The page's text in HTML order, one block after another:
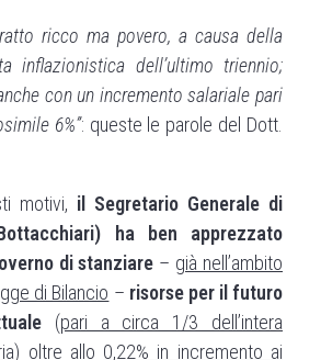
ricco ma povero, a causa della
inflazionistica dell’ultimo triennio;
con un incremento salariale pari
6%”: queste le parole del Dott.
motivi, il Segretario Generale di
ha ben apprezzato
di stanziare – già nell’ambito
di Bilancio – risorse per il futuro
(pari a circa 1/3 dell’intera
) oltre allo 0,22% in incremento ai